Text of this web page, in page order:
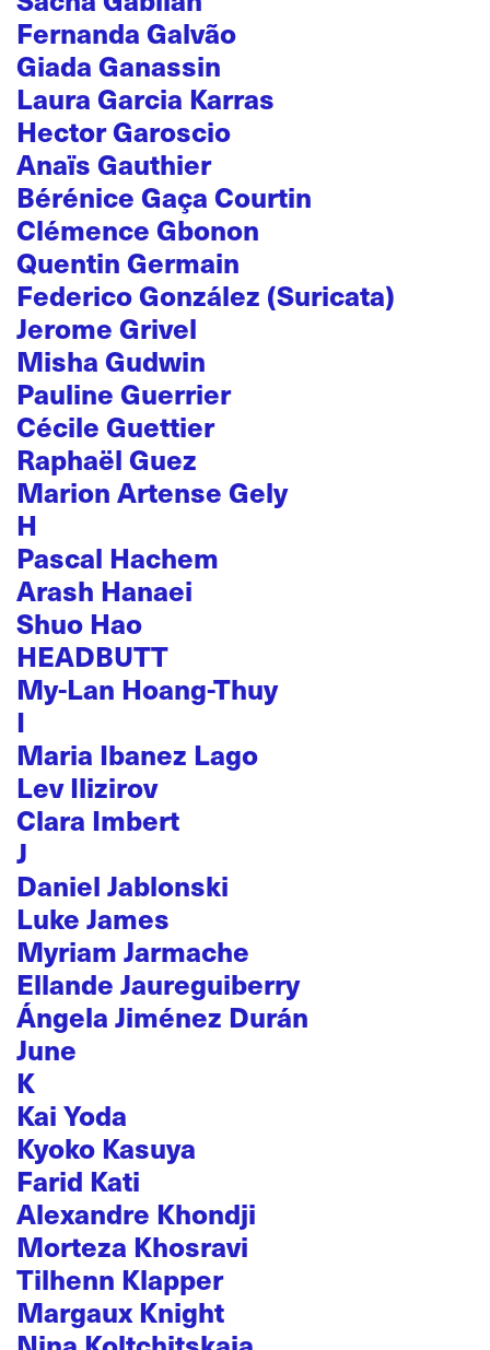
Fernanda Galvão
Giada Ganassin
Laura Garcia Karras
Hector Garoscio
Anaïs Gauthier
Bérénice Gaça Courtin
Clémence Gbonon
Quentin Germain
Federico González (Suricata)
Jerome Grivel
Misha Gudwin
Pauline Guerrier
Cécile Guettier
Raphaël Guez
Marion Artense Gely
H
Pascal Hachem
Arash Hanaei
Shuo Hao
HEADBUTT
My-Lan Hoang-Thuy
I
Maria Ibanez Lago
Lev Ilizirov
Clara Imbert
J
Daniel Jablonski
Luke James
Myriam Jarmache
Ellande Jaureguiberry
Ángela Jiménez Durán
June
K
Kai Yoda
Kyoko Kasuya
Farid Kati
Alexandre Khondji
Morteza Khosravi
Tilhenn Klapper
Margaux Knight